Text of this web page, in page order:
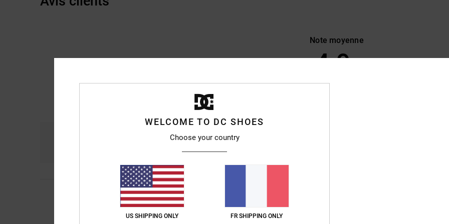
Note moyenne
4.9
Confort
Rapport qualité / prix
Josep M
Elles sont jolies
Afficher original - Castellano
WELCOME TO DC SHOES
Choose your country
US SHIPPING ONLY FR SHIPPING ONLY